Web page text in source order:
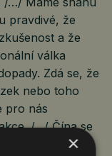
pravdivé, že
a že
válka
Zdá se, že
nebo toho
pro nás
/…/ Čína se
říct, že
×